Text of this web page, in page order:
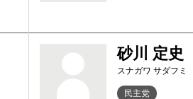
砂川 定史
スナガワ サダフミ
民主党